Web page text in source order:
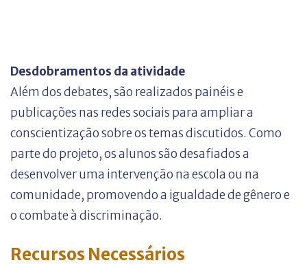
Desdobramentos da atividade
Além dos debates, são realizados painéis e
publicações nas redes sociais para ampliar a
conscientização sobre os temas discutidos. Como
parte do projeto, os alunos são desafiados a
desenvolver uma intervenção na escola ou na
comunidade, promovendo a igualdade de gênero e
o combate à discriminação.
Recursos Necessários